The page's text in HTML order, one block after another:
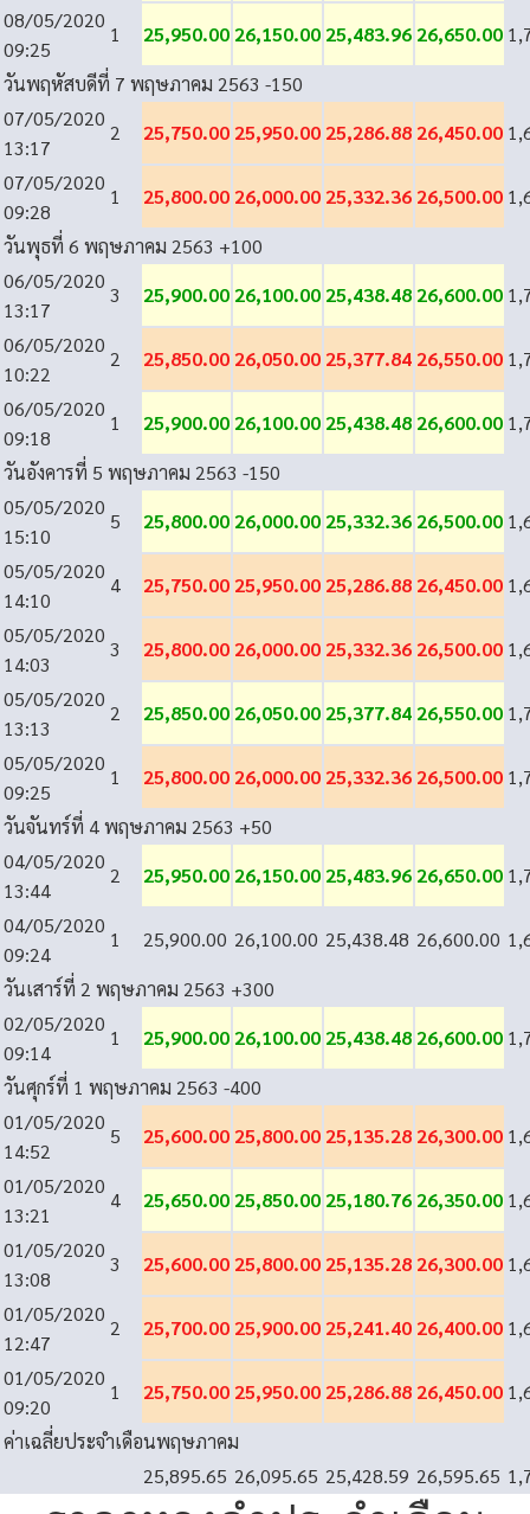
08/05/2020
09:25
1 25,950.00 26,150.00 25,483.96 26,650.00
วันพฤหัสบดีที่ 7 พฤษภาคม 2563 -150
07/05/2020
13:17
2 25,750.00 25,950.00 25,286.88 26,450.00
07/05/2020
09:28
1 25,800.00 26,000.00 25,332.36 26,500.00
วันพุธที่ 6 พฤษภาคม 2563 +100
06/05/2020
13:17
3 25,900.00 26,100.00 25,438.48 26,600.00
06/05/2020
10:22
2 25,850.00 26,050.00 25,377.84 26,550.00
06/05/2020
09:18
1 25,900.00 26,100.00 25,438.48 26,600.00
วันอังคารที่ 5 พฤษภาคม 2563 -150
05/05/2020
15:10
5 25,800.00 26,000.00 25,332.36 26,500.00
05/05/2020
14:10
4 25,750.00 25,950.00 25,286.88 26,450.00
05/05/2020
14:03
3 25,800.00 26,000.00 25,332.36 26,500.00
05/05/2020
13:13
2 25,850.00 26,050.00 25,377.84 26,550.00
05/05/2020
09:25
1 25,800.00 26,000.00 25,332.36 26,500.00
วันจันทร์ที่ 4 พฤษภาคม 2563 +50
04/05/2020
13:44
2 25,950.00 26,150.00 25,483.96 26,650.00
04/05/2020
09:24
1 25,900.00 26,100.00 25,438.48 26,600.00
วันเสาร์ที่ 2 พฤษภาคม 2563 +300
02/05/2020
09:14
1 25,900.00 26,100.00 25,438.48 26,600.00
วันศุกร์ที่ 1 พฤษภาคม 2563 -400
01/05/2020
14:52
5 25,600.00 25,800.00 25,135.28 26,300.00
01/05/2020
13:21
4 25,650.00 25,850.00 25,180.76 26,350.00
01/05/2020
13:08
3 25,600.00 25,800.00 25,135.28 26,300.00
01/05/2020
12:47
2 25,700.00 25,900.00 25,241.40 26,400.00
01/05/2020
09:20
1 25,750.00 25,950.00 25,286.88 26,450.00
ค่าเฉลี่ยประจำเดือนพฤษภาคม
25,895.65 26,095.65 25,428.59 26,595.65